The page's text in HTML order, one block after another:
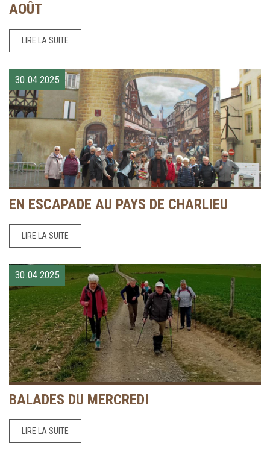
AOÛT
LIRE LA SUITE
30.04 2025
EN ESCAPADE AU PAYS DE CHARLIEU
LIRE LA SUITE
30.04 2025
BALADES DU MERCREDI
LIRE LA SUITE